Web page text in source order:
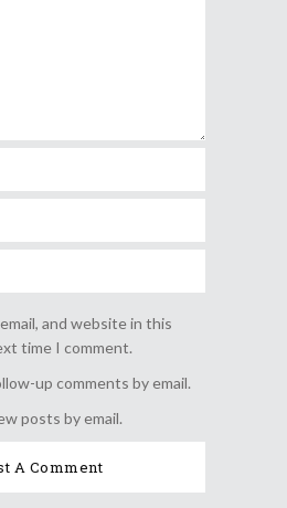
and website in this
time I comment.
up comments by email.
posts by email.